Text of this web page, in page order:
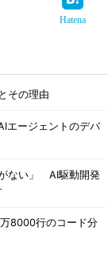
Hatena
その理由
エージェントのデバ
がない」 AI駆動開発
8000行のコード分